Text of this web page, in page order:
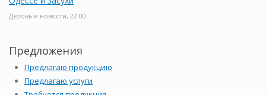
Деловые новости, 22:00
Предложения
Предлагаю продукцию
Предлагаю услуги